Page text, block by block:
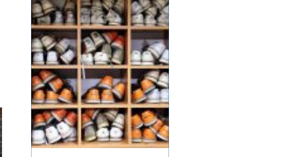
köksrenovering
Åkersberga gäller det att
kombinera smar...